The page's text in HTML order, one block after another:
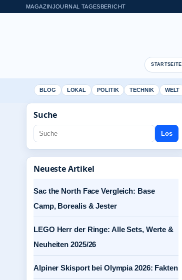
MAGAZINJOURNAL TAGESBERICHT
STARTSEITE
BLOG LOKAL POLITIK TECHNIK WELT
Suche
Los
Neueste Artikel
Sac the North Face Vergleich: Base
Camp, Borealis & Jester
LEGO Herr der Ringe: Alle Sets, Werte &
Neuheiten 2025/26
Alpiner Skisport bei Olympia 2026: Fakten